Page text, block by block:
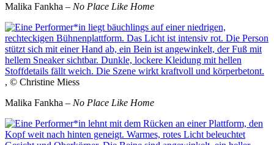
Malika Fankha – No Place Like Home
, © Christine Miess
Malika Fankha – No Place Like Home